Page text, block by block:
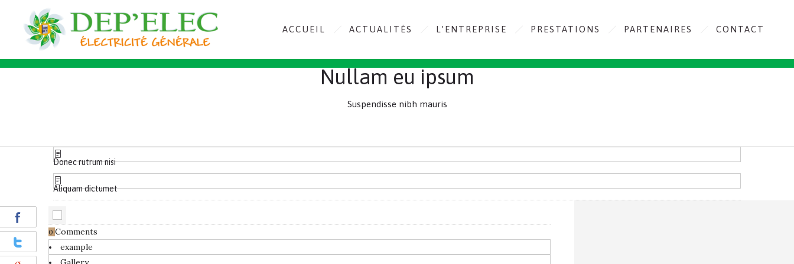
ACCUEIL ACTUALITÉS L’ENTREPRISE PRESTATIONS PARTENAIRES CONTACT
Nullam eu ipsum
Suspendisse nibh mauris
Donec rutrum nisi
Aliquam dictumet
0 Comments
example